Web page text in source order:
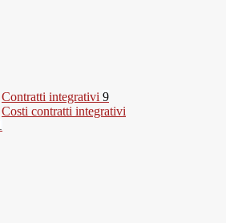
Contratti integrativi 9
Costi contratti integrativi